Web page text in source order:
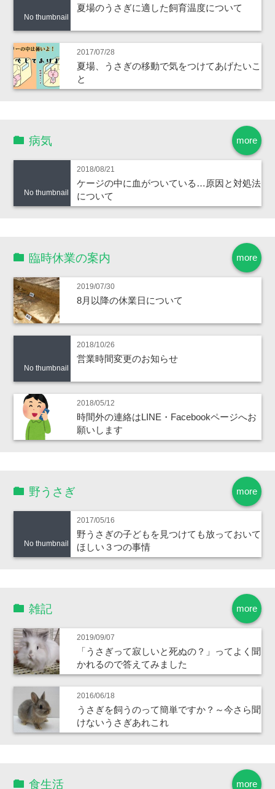
No thumbnail
夏場のうさぎに適した飼育温度について
2017/07/28
夏場、うさぎの移動で気をつけてあげたいこ
と
more
病気
No thumbnail
2018/08/21
ケージの中に血がついている…原因と対処法
について
more
臨時休業の案内
2019/07/30
8月以降の休業日について
No thumbnail
2018/10/26
営業時間変更のお知らせ
2018/05/12
時間外の連絡はLINE・Facebookページへお
願いします
more
野うさぎ
No thumbnail
2017/05/16
野うさぎの子どもを見つけても放っておいて
ほしい３つの事情
more
雑記
2019/09/07
「うさぎって寂しいと死ぬの？」ってよく聞
かれるので答えてみました
2016/06/18
うさぎを飼うのって簡単ですか？～今さら聞
けないうさぎあれこれ
more
食生活